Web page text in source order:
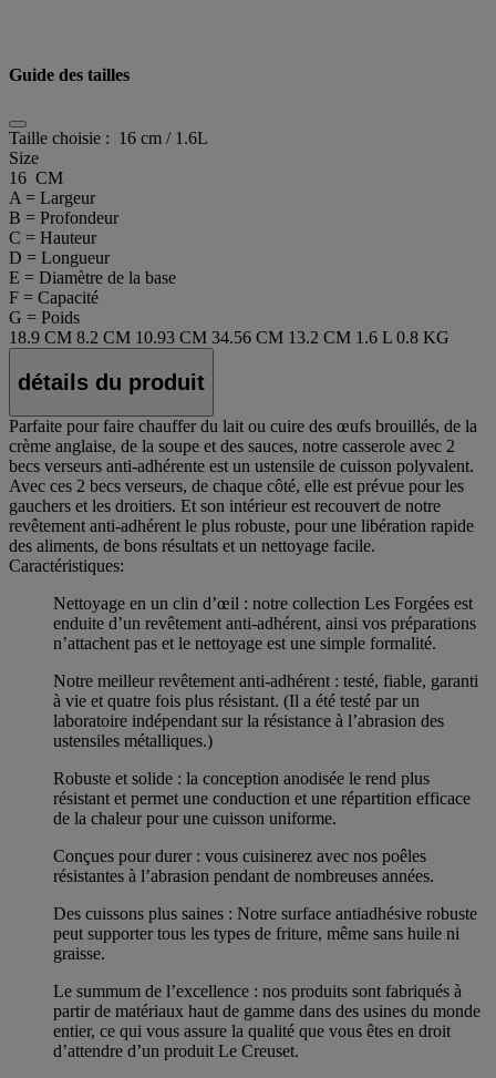
Guide des tailles
Taille choisie : 16 cm / 1.6L
Size
16 CM
A = Largeur
B = Profondeur
C = Hauteur
D = Longueur
E = Diamètre de la base
F = Capacité
G = Poids
18.9 CM 8.2 CM 10.93 CM 34.56 CM 13.2 CM 1.6 L 0.8 KG
détails du produit
Parfaite pour faire chauffer du lait ou cuire des œufs brouillés, de la
crème anglaise, de la soupe et des sauces, notre casserole avec 2
becs verseurs anti-adhérente est un ustensile de cuisson polyvalent.
Avec ces 2 becs verseurs, de chaque côté, elle est prévue pour les
gauchers et les droitiers. Et son intérieur est recouvert de notre
revêtement anti-adhérent le plus robuste, pour une libération rapide
des aliments, de bons résultats et un nettoyage facile.
Caractéristiques:
Nettoyage en un clin d’œil : notre collection Les Forgées est
enduite d’un revêtement anti-adhérent, ainsi vos préparations
n’attachent pas et le nettoyage est une simple formalité.
Notre meilleur revêtement anti-adhérent : testé, fiable, garanti
à vie et quatre fois plus résistant. (Il a été testé par un
laboratoire indépendant sur la résistance à l’abrasion des
ustensiles métalliques.)
Robuste et solide : la conception anodisée le rend plus
résistant et permet une conduction et une répartition efficace
de la chaleur pour une cuisson uniforme.
Conçues pour durer : vous cuisinerez avec nos poêles
résistantes à l’abrasion pendant de nombreuses années.
Des cuissons plus saines : Notre surface antiadhésive robuste
peut supporter tous les types de friture, même sans huile ni
graisse.
Le summum de l’excellence : nos produits sont fabriqués à
partir de matériaux haut de gamme dans des usines du monde
entier, ce qui vous assure la qualité que vous êtes en droit
d’attendre d’un produit Le Creuset.